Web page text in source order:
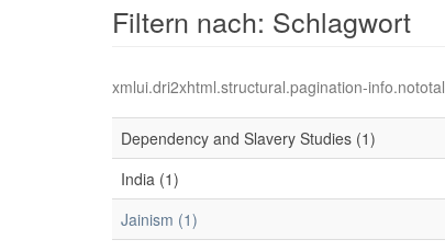
Filtern nach: Schlagwort
xmlui.dri2xhtml.structural.pagination-info.nototal
Dependency and Slavery Studies (1)
India (1)
Jainism (1)